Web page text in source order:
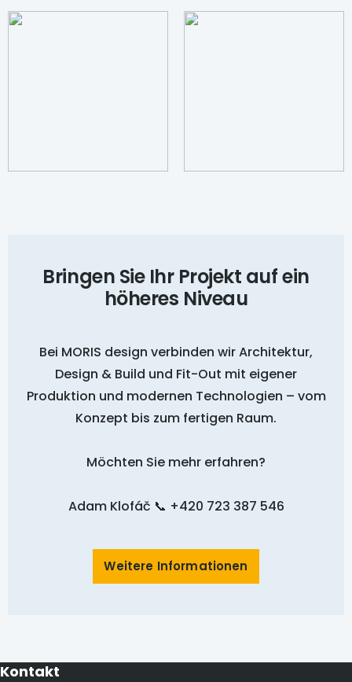
Bringen Sie Ihr Projekt auf ein
höheres Niveau
Bei MORIS design verbinden wir Architektur,
Design & Build und Fit-Out mit eigener
Produktion und modernen Technologien – vom
Konzept bis zum fertigen Raum.
Möchten Sie mehr erfahren?
Adam Klofáč 📞 +420 723 387 546
Weitere Informationen
Kontakt